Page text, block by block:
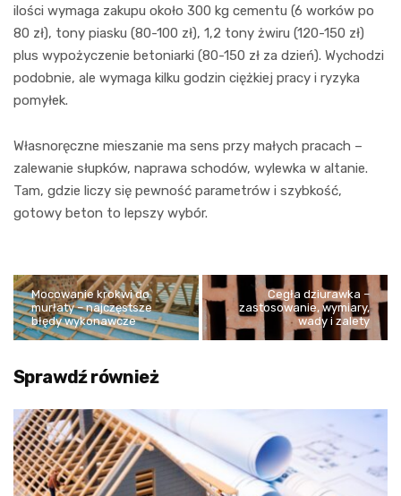
ilości wymaga zakupu około 300 kg cementu (6 worków po
80 zł), tony piasku (80-100 zł), 1,2 tony żwiru (120-150 zł)
plus wypożyczenie betoniarki (80-150 zł za dzień). Wychodzi
podobnie, ale wymaga kilku godzin ciężkiej pracy i ryzyka
pomyłek.
Własnoręczne mieszanie ma sens przy małych pracach –
zalewanie słupków, naprawa schodów, wylewka w altanie.
Tam, gdzie liczy się pewność parametrów i szybkość,
gotowy beton to lepszy wybór.
Mocowanie krokwi do
murłaty – najczęstsze
błędy wykonawcze
Cegła dziurawka –
zastosowanie, wymiary,
wady i zalety
Sprawdź również